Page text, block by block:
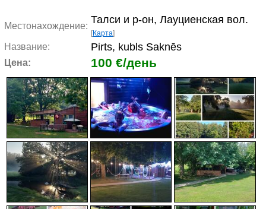
Местонахождение:
Талси и р-он, Лауциенская вол.
[Карта]
Название: Pirts, kubls Saknēs
Цена: 100 €/день